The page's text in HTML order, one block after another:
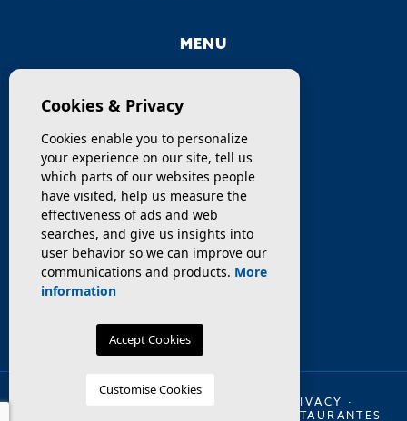
MENU
PROPERTIES
SERVICES
SELL / TRANSFER
NEWS
PRIVACY ·
TRASPASO DE RESTAURANTES
Cookies & Privacy
Cookies enable you to personalize
your experience on our site, tell us
which parts of our websites people
have visited, help us measure the
effectiveness of ads and web
searches, and give us insights into
user behavior so we can improve our
communications and products. More
information
Accept Cookies
Customise Cookies